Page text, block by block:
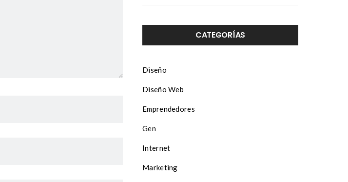
CATEGORÍAS
Diseño
Diseño Web
Emprendedores
Gen
Internet
Marketing